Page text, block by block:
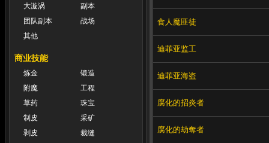
大漩涡
副本
团队副本
战场
其他
商业技能
炼金
锻造
附魔
工程
草药
珠宝
制皮
采矿
剥皮
裁缝
食人魔匪徒
迪菲亚监工
迪菲亚海盗
腐化的招炎者
腐化的劫奪者